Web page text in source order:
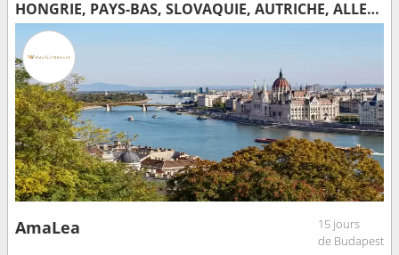
HONGRIE, PAYS-BAS, SLOVAQUIE, AUTRICHE, ALLEMAGNE
AmaLea
15 jours
de Budapest